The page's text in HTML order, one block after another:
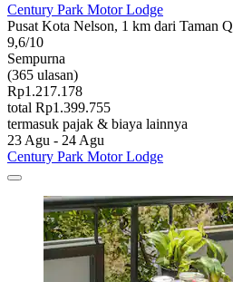
Century Park Motor Lodge
Pusat Kota Nelson, 1 km dari Taman
9,6/10
Sempurna
(365 ulasan)
Rp1.217.178
total Rp1.399.755
termasuk pajak & biaya lainnya
23 Agu - 24 Agu
Century Park Motor Lodge